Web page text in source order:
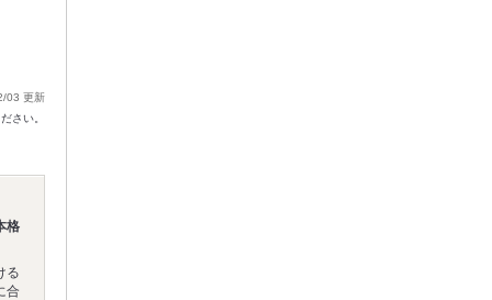
03 更新
さい。
格
る
合